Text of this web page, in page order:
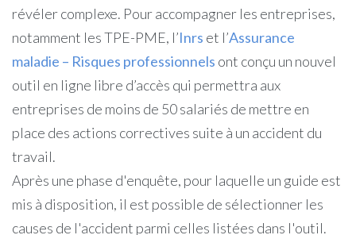
révéler complexe. Pour accompagner les entreprises,
notamment les TPE-PME, l’Inrs et l’Assurance
maladie – Risques professionnels ont conçu un nouvel
outil en ligne libre d’accès qui permettra aux
entreprises de moins de 50 salariés de mettre en
place des actions correctives suite à un accident du
travail.
Après une phase d'enquête, pour laquelle un guide est
mis à disposition, il est possible de sélectionner les
causes de l'accident parmi celles listées dans l'outil.